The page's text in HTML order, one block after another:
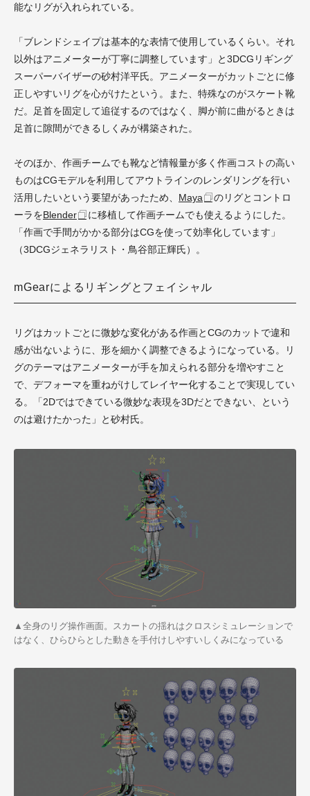
能なリグが入れられている。
「ブレンドシェイプは基本的な表情で使用しているくらい。それ
以外はアニメーターが丁寧に調整しています」と3DCGリギング
スーパーバイザーの砂村洋平氏。アニメーターがカットごとに修
正しやすいリグを心がけたという。また、特殊なのがスケート靴
だ。足首を固定して追従するのではなく、脚が前に曲がるときは
足首に隙間ができるしくみが構築された。
そのほか、作画チームでも靴など情報量が多く作画コストの高い
ものはCGモデルを利用してアウトラインのレンダリングを行い
活用したいという要望があったため、 Maya
のリグとコントロ
ーラをBlender
に移植して作画チームでも使えるようにした。
「作画で手間がかかる部分はCGを使って効率化しています」
（3DCGジェネラリスト・鳥谷部正輝氏）。
mGearによるリギングとフェイシャル
リグはカットごとに微妙な変化がある作画とCGのカットで違和
感が出ないように、形を細かく調整できるようになっている。リ
グのテーマはアニメーターが手を加えられる部分を増やすこと
で、デフォーマを重ねがけしてレイヤー化することで実現してい
る。「2Dではできている微妙な表現を3Dだとできない、という
のは避けたかった」と砂村氏。
▲全身のリグ操作画面。スカートの揺れはクロスシミュレーションで
はなく、ひらひらとした動きを手付けしやすいしくみになっている